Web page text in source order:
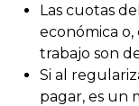
Las cuotas
económica o,
trabajo son
Si al
pagar, es un